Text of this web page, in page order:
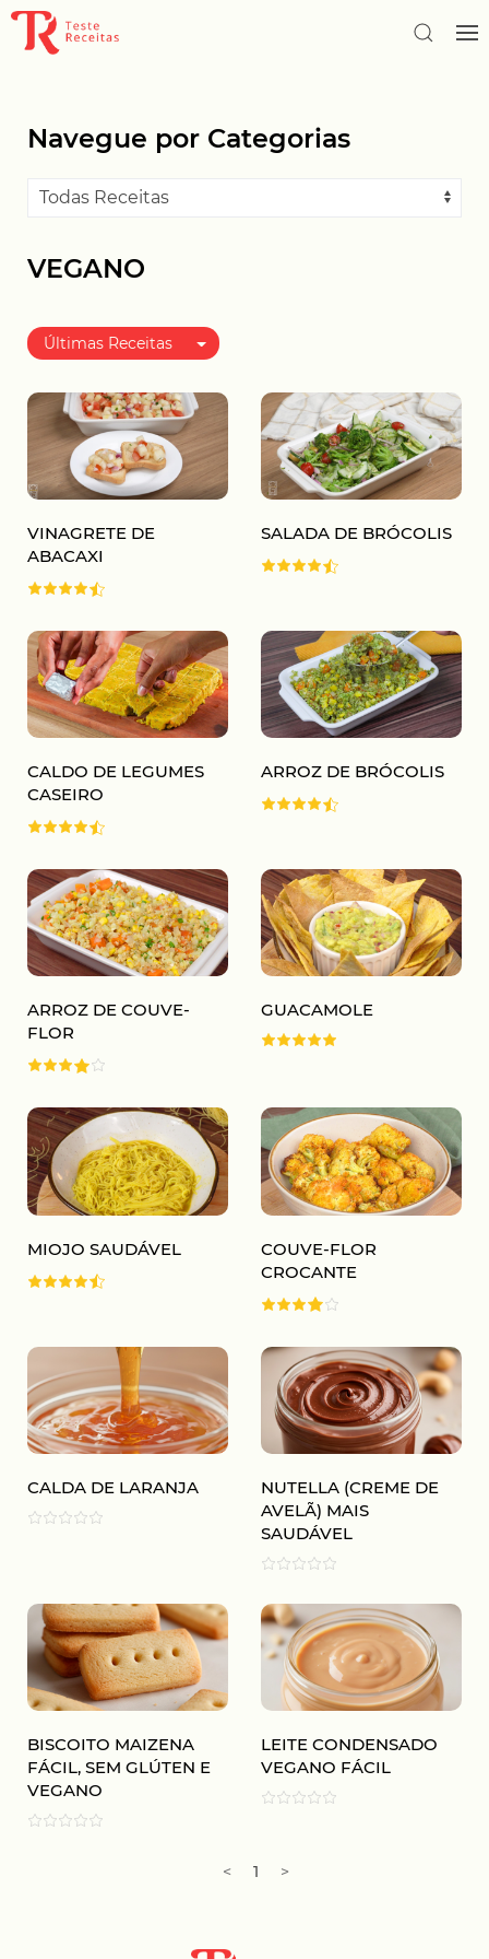
Navegue por Categorias
VEGANO
Últimas Receitas
Mais populares
VINAGRETE DE
ABACAXI
SALADA DE BRÓCOLIS
CALDO DE LEGUMES
CASEIRO
ARROZ DE BRÓCOLIS
ARROZ DE COUVE-
FLOR
GUACAMOLE
MIOJO SAUDÁVEL
COUVE-FLOR
CROCANTE
CALDA DE LARANJA
NUTELLA (CREME DE
AVELÃ) MAIS
SAUDÁVEL
BISCOITO MAIZENA
FÁCIL, SEM GLÚTEN E
VEGANO
LEITE CONDENSADO
VEGANO FÁCIL
< 1 >